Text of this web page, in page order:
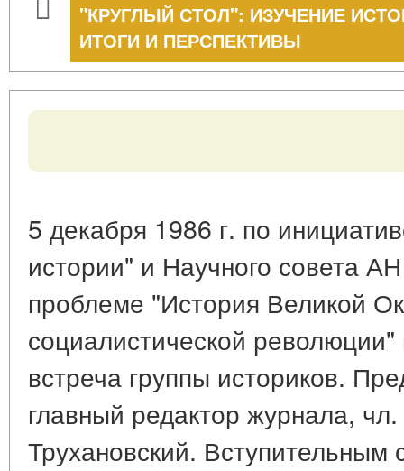
"КРУГЛЫЙ СТОЛ": ИЗУЧЕНИЕ
ИТОГИ И ПЕРСПЕКТИВЫ
5 декабря 1986 г. по
истории" и Научного совета
проблеме "История Великой
социалистической
встреча группы историков.
главный редактор журнала,
Трухановский. Вступительным